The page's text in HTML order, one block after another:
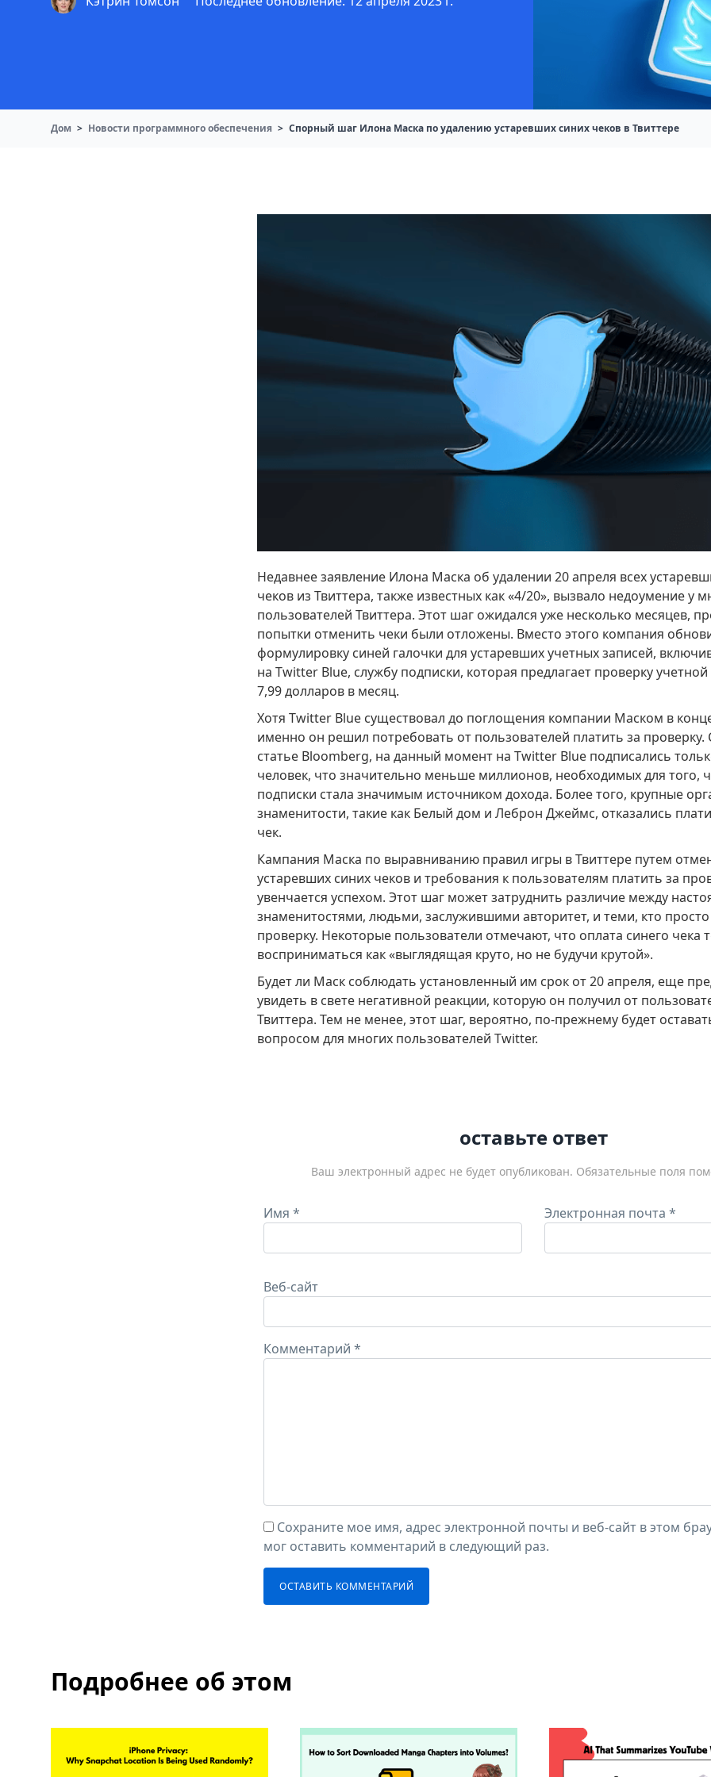
Дом > Новости программного обеспечения > Спорный шаг Илона Маска по удалению устаревших синих чеков в Твиттере
Недавнее заявление Илона Маска об удалении 20 апреля всех
чеков из Твиттера, также известных как «4/20», вызвало недоумение у
пользователей Твиттера. Этот шаг ожидался уже несколько месяцев,
попытки отменить чеки были отложены. Вместо этого компания
формулировку синей галочки для устаревших учетных записей,
на Twitter Blue, службу подписки, которая предлагает проверку учетной
7,99 долларов в месяц.
Хотя Twitter Blue существовал до поглощения компании Маском в
именно он решил потребовать от пользователей платить за проверку.
статье Bloomberg, на данный момент на Twitter Blue подписались
человек, что значительно меньше миллионов, необходимых для того,
подписки стала значимым источником дохода. Более того, крупные
знаменитости, такие как Белый дом и Леброн Джеймс, отказались
чек.
Кампания Маска по выравниванию правил игры в Твиттере путем
устаревших синих чеков и требования к пользователям платить за
увенчается успехом. Этот шаг может затруднить различие между
знаменитостями, людьми, заслужившими авторитет, и теми, кто просто
проверку. Некоторые пользователи отмечают, что оплата синего чека
восприниматься как «выглядящая круто, но не будучи крутой».
Будет ли Маск соблюдать установленный им срок от 20 апреля, еще
увидеть в свете негативной реакции, которую он получил от
Твиттера. Тем не менее, этот шаг, вероятно, по-прежнему будет
вопросом для многих пользователей Twitter.
оставьте ответ
Ваш электронный адрес не будет опубликован. Обязательные поля
Имя * Электронная почта *
Веб-сайт
Комментарий *
Сохраните мое имя, адрес электронной почты и веб-сайт в этом
мог оставить комментарий в следующий раз.
Подробнее об этом